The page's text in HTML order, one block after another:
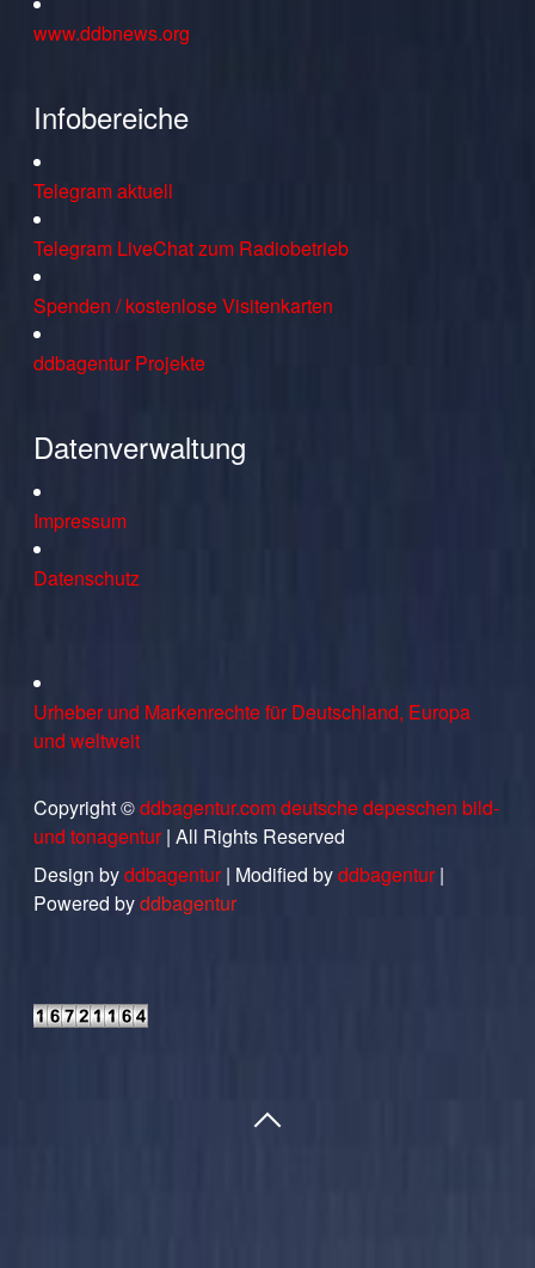
www.ddbnews.org
Infobereiche
Telegram aktuell
Telegram LiveChat zum Radiobetrieb
Spenden / kostenlose Visitenkarten
ddbagentur Projekte
Datenverwaltung
Impressum
Datenschutz
Urheber und Markenrechte für Deutschland, Europa
und weltweit
Copyright ©ddbagentur.com deutsche depeschen bild-
und tonagentur| All Rights Reserved
Design byddbagentur| Modified byddbagentur|
Powered byddbagentur